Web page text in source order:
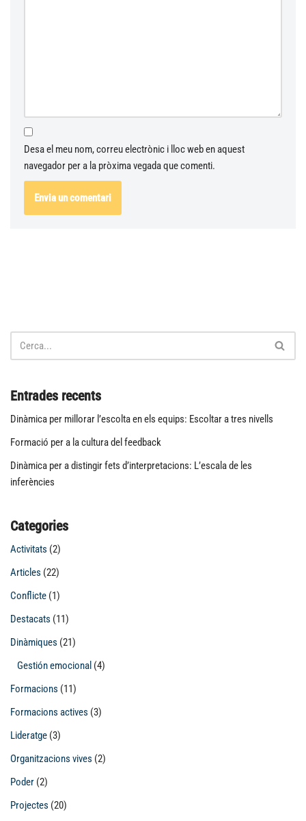
Desa el meu nom, correu electrònic i lloc web en aquest
navegador per a la pròxima vegada que comenti.
Entrades recents
Dinàmica per millorar l’escolta en els equips: Escoltar a tres nivells
Formació per a la cultura del feedback
Dinàmica per a distingir fets d’interpretacions: L’escala de les
inferències
Categories
Activitats (2)
Articles (22)
Conflicte (1)
Destacats (11)
Dinàmiques (21)
Gestión emocional (4)
Formacions (11)
Formacions actives (3)
Lideratge (3)
Organitzacions vives (2)
Poder (2)
Projectes (20)